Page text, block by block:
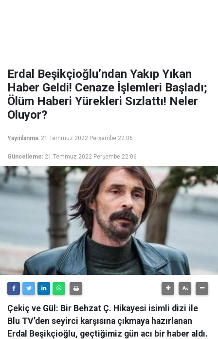
Erdal Beşikçioğlu’ndan Yakıp Yıkan
Haber Geldi! Cenaze İşlemleri Başladı;
Ölüm Haberi Yürekleri Sızlattı! Neler
Oluyor?
Yayınlanma: 21 Temmuz 2022 Perşembe 22:06
Güncelleme: 21 Temmuz 2022 Perşembe 22:06
Çekiç ve Gül: Bir Behzat Ç. Hikayesi isimli dizi ile
Blu TV’den seyirci karşısına çıkmaya hazırlanan
Erdal Beşikçioğlu, geçtiğimiz gün acı bir haber aldı.